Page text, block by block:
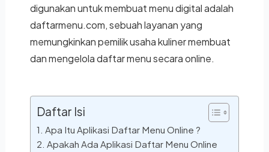
digunakan untuk membuat menu digital adalah
daftarmenu.com, sebuah layanan yang
memungkinkan pemilik usaha kuliner membuat
dan mengelola daftar menu secara online.
Daftar Isi
Apa Itu Aplikasi Daftar Menu Online ?
Apakah Ada Aplikasi Daftar Menu Online